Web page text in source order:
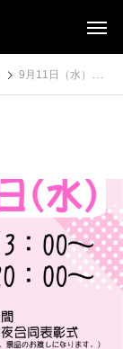
9月11日（水）きみちゃれ開催！